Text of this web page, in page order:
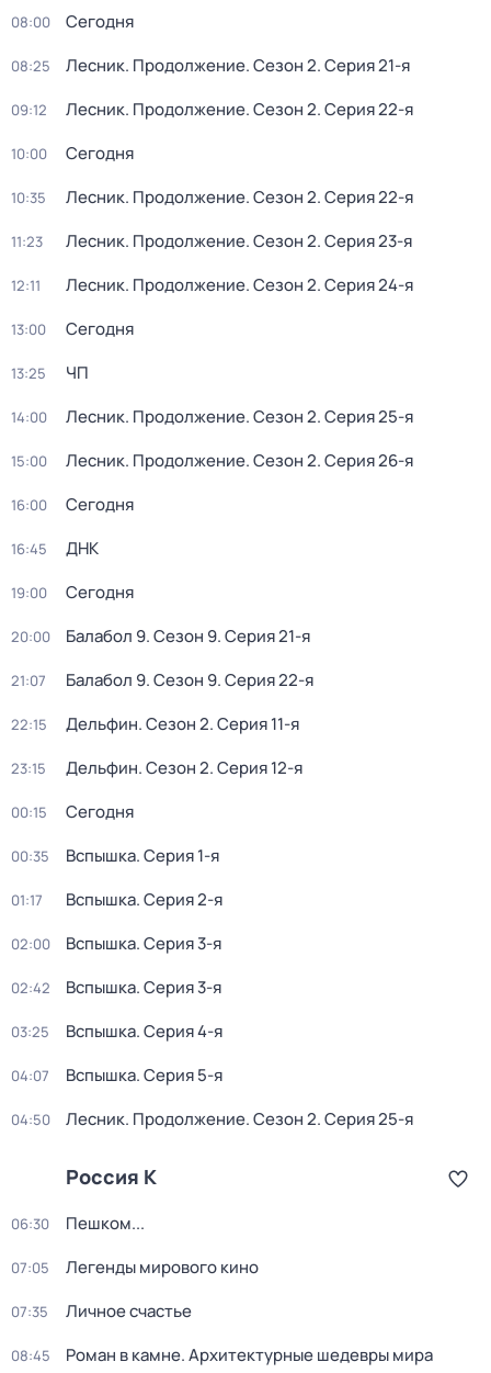
08:00 Сегодня
08:25 Лесник. Продолжение. Сезон 2. Серия 21-я
09:12 Лесник. Продолжение. Сезон 2. Серия 22-я
10:00 Сегодня
10:35 Лесник. Продолжение. Сезон 2. Серия 22-я
11:23 Лесник. Продолжение. Сезон 2. Серия 23-я
12:11 Лесник. Продолжение. Сезон 2. Серия 24-я
13:00 Сегодня
13:25 ЧП
14:00 Лесник. Продолжение. Сезон 2. Серия 25-я
15:00 Лесник. Продолжение. Сезон 2. Серия 26-я
16:00 Сегодня
16:45 ДНК
19:00 Сегодня
20:00 Балабол 9. Сезон 9. Серия 21-я
21:07 Балабол 9. Сезон 9. Серия 22-я
22:15 Дельфин. Сезон 2. Серия 11-я
23:15 Дельфин. Сезон 2. Серия 12-я
00:15 Сегодня
00:35 Вспышка. Серия 1-я
01:17 Вспышка. Серия 2-я
02:00 Вспышка. Серия 3-я
02:42 Вспышка. Серия 3-я
03:25 Вспышка. Серия 4-я
04:07 Вспышка. Серия 5-я
04:50 Лесник. Продолжение. Сезон 2. Серия 25-я
Россия К
06:30 Пешком...
07:05 Легенды мирового кино
07:35 Личное счастье
08:45 Роман в камне. Архитектурные шедевры мира